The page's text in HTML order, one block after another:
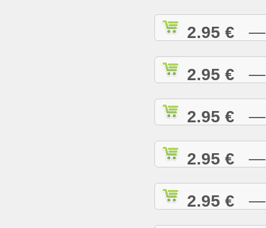
2.95 € —
2.95 € —
2.95 € —
2.95 € —
2.95 € —